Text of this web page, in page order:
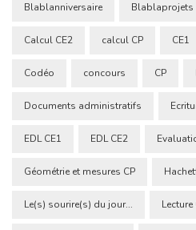
Blablanniversaire Blablaprojets
Calcul CE2 calcul CP CE1
Codéo concours CP
Documents administratifs
EDL CE1 EDL CE2
Géométrie et mesures CP
Le(s) sourire(s) du jour... Lecture